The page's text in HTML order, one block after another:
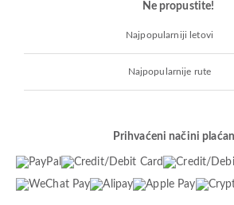
Ne propustite!
Najpopularniji letovi
Najpopularnije rute
Prihvaćeni načini